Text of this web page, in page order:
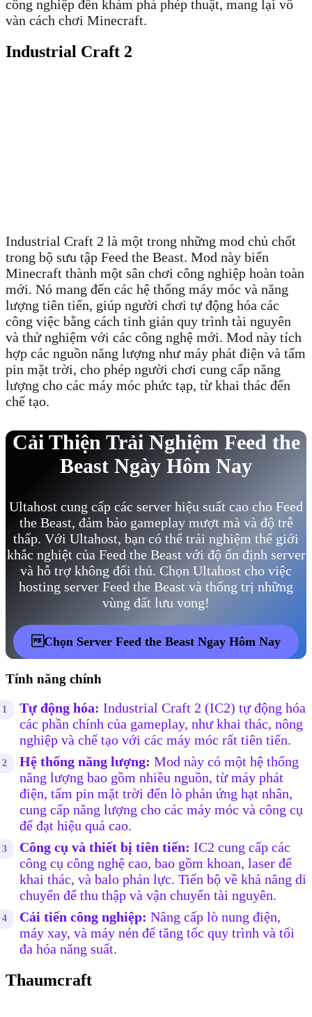
công nghiệp đến khám phá phép thuật, mang lại vô
vàn cách chơi Minecraft.
Industrial Craft 2
Industrial Craft 2 là một trong những mod chủ chốt
trong bộ sưu tập Feed the Beast. Mod này biến
Minecraft thành một sân chơi công nghiệp hoàn toàn
mới. Nó mang đến các hệ thống máy móc và năng
lượng tiên tiến, giúp người chơi tự động hóa các
công việc bằng cách tinh giản quy trình tài nguyên
và thử nghiệm với các công nghệ mới. Mod này tích
hợp các nguồn năng lượng như máy phát điện và tấm
pin mặt trời, cho phép người chơi cung cấp năng
lượng cho các máy móc phức tạp, từ khai thác đến
chế tạo.
Cải Thiện Trải Nghiệm Feed the
Beast Ngày Hôm Nay
Ultahost cung cấp các server hiệu suất cao cho Feed
the Beast, đảm bảo gameplay mượt mà và độ trễ
thấp. Với Ultahost, bạn có thể trải nghiệm thế giới
khắc nghiệt của Feed the Beast với độ ổn định server
và hỗ trợ không đối thủ. Chọn Ultahost cho việc
hosting server Feed the Beast và thống trị những
vùng đất lưu vong!
Chọn Server Feed the Beast Ngay Hôm Nay
Tính năng chính
Tự động hóa: Industrial Craft 2 (IC2) tự động hóa
các phần chính của gameplay, như khai thác, nông
nghiệp và chế tạo với các máy móc rất tiên tiến.
Hệ thống năng lượng: Mod này có một hệ thống
năng lượng bao gồm nhiều nguồn, từ máy phát
điện, tấm pin mặt trời đến lò phản ứng hạt nhân,
cung cấp năng lượng cho các máy móc và công cụ
để đạt hiệu quả cao.
Công cụ và thiết bị tiên tiến: IC2 cung cấp các
công cụ công nghệ cao, bao gồm khoan, laser để
khai thác, và balo phản lực. Tiến bộ về khả năng di
chuyển để thu thập và vận chuyển tài nguyên.
Cải tiến công nghiệp: Nâng cấp lò nung điện,
máy xay, và máy nén để tăng tốc quy trình và tối
đa hóa năng suất.
Thaumcraft